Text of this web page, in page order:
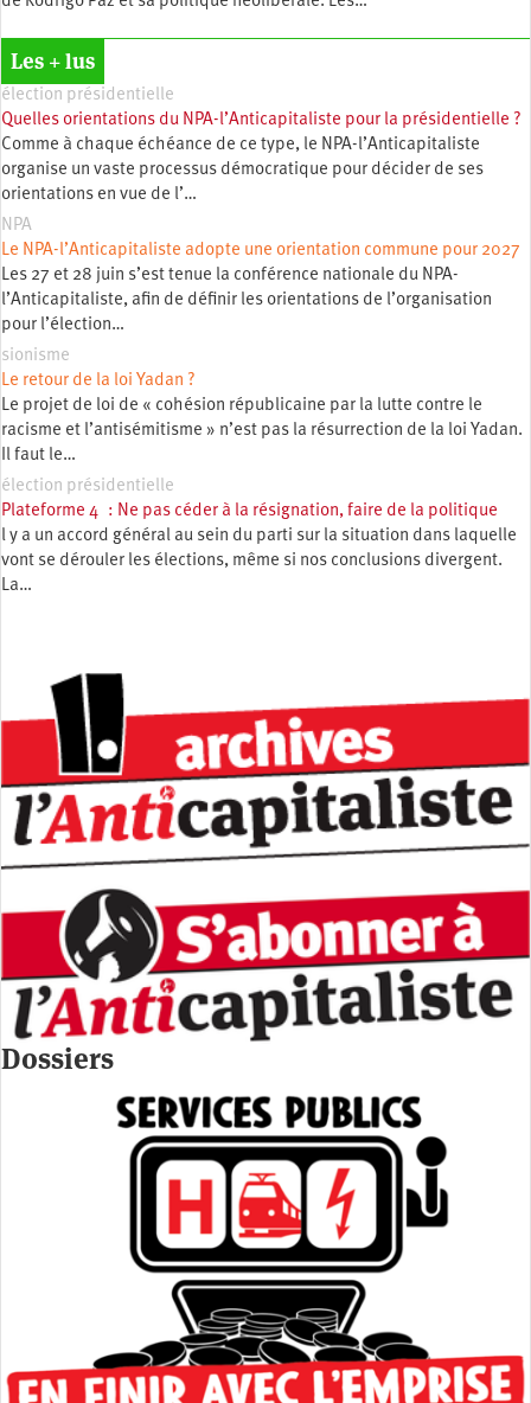
Les + lus
élection présidentielle
Quelles orientations du NPA-l’Anticapitaliste pour la présidentielle ?
Comme à chaque échéance de ce type, le NPA-l’Anticapitaliste
organise un vaste processus démocratique pour décider de ses
orientations en vue de l’…
NPA
Le NPA-l’Anticapitaliste adopte une orientation commune pour 2027
Les 27 et 28 juin s’est tenue la conférence nationale du NPA-
l’Anticapitaliste, afin de définir les orientations de l’organisation
pour l’élection…
sionisme
Le retour de la loi Yadan ?
Le projet de loi de « cohésion républicaine par la lutte contre le
racisme et l’antisémitisme » n’est pas la résurrection de la loi Yadan.
Il faut le…
élection présidentielle
Plateforme 4 : Ne pas céder à la résignation, faire de la politique
l y a un accord général au sein du parti sur la situation dans laquelle
vont se dérouler les élections, même si nos conclusions divergent.
La…
Dossiers